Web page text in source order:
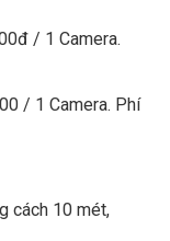
/ 1 Camera.
/ 1 Camera. Phí
cách 10 mét,